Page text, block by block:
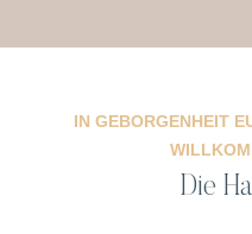
IN GEBORGENHEIT
Die